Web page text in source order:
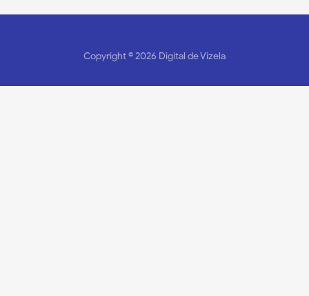
Copyright ©2026 Digital de Vizela